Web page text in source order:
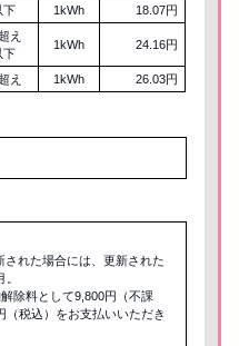
下 1kWh 18.07円
え
下
1kWh 24.16円
え 1kWh 26.03円
れた場合には、更新された
除料として9,800円（不課
（税込）をお支払いいただき